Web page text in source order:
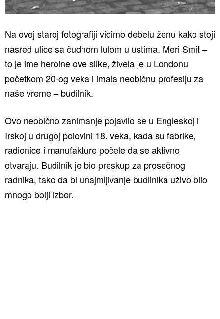
Na ovoj staroj fotografiji vidimo debelu ženu kako stoji
nasred ulice sa čudnom lulom u ustima. Meri Smit –
to je ime heroine ove slike, živela je u Londonu
početkom 20-og veka i imala neobičnu profesiju za
naše vreme – budilnik.
Ovo neobično zanimanje pojavilo se u Engleskoj i
Irskoj u drugoj polovini 18. veka, kada su fabrike,
radionice i manufakture počele da se aktivno
otvaraju. Budilnik je bio preskup za prosečnog
radnika, tako da bi unajmljivanje budilnika uživo bilo
mnogo bolji izbor.